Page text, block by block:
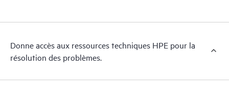
Donne accès aux ressources techniques HPE pour la
résolution des problèmes.